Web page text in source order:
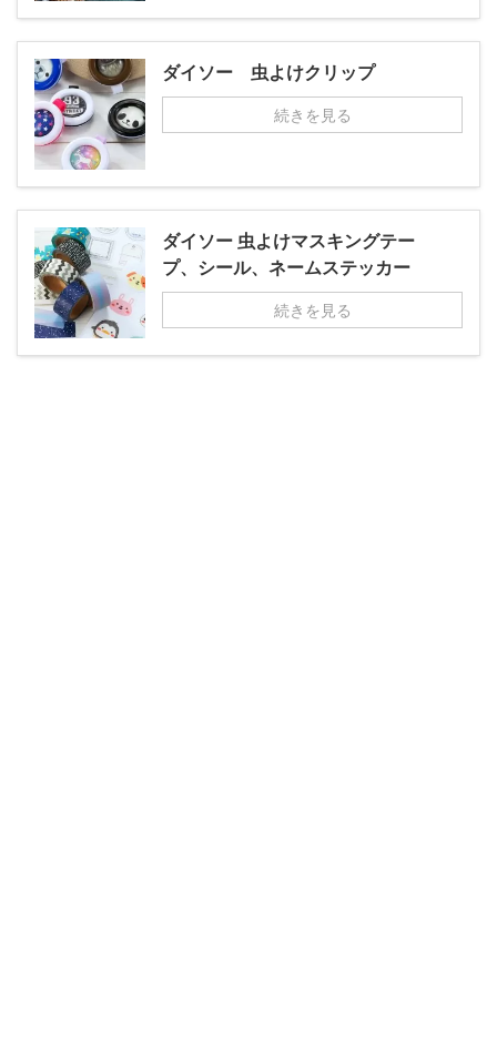
ダイソー 虫よけクリップ
続きを見る
ダイソー 虫よけマスキングテー
プ、シール、ネームステッカー
続きを見る